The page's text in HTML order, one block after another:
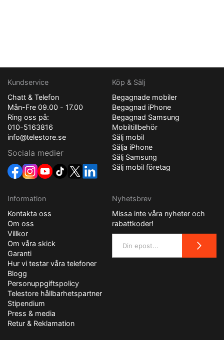
Kundservice
Chatt & Telefon
Mån-Fre 09.00 - 17.00
Ring oss på:
010-5163816
info@telestore.se
Sociala medier
Köp & Sälj
Begagnade mobiler
Begagnad iPhone
Begagnad Samsung
Mobiltillbehör
Sälj mobil
Sälja iPhone
Sälj Samsung
Sälj mobil företag
Information
Kontakta oss
Om oss
Villkor
Om våra skick
Garanti
Hur vi testar våra telefoner
Blogg
Personuppgiftspolicy
Telestore hållbarhetspartner
Stipendium
Press & media
Retur & Reklamation
Nyhetsbrev
Missa inte våra nyheter och
rabattkoder!